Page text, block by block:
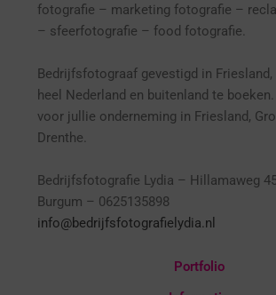
fotografie – marketing fotografie –
– sfeerfotografie – food fotografie.
Bedrijfsfotograaf gevestigd in
heel Nederland en buitenland te
voor jullie onderneming in Friesland,
Drenthe.
Bedrijfsfotografie Lydia – Hillamaweg
Burgum – 0625135898
info@bedrijfsfotografielydia.nl
Portfolio